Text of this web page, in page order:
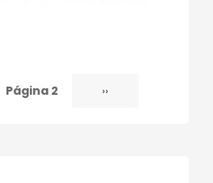
Página 2 Siguiente
››